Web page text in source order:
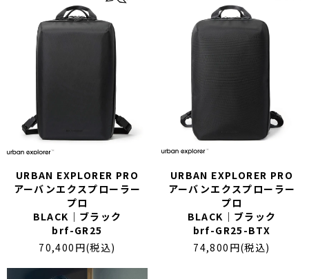
URBAN EXPLORER PRO
アーバンエクスプローラー
プロ
BLACK｜ブラック
brf-GR25
70,400円(税込)
URBAN EXPLORER PRO
アーバンエクスプローラー
プロ
BLACK｜ブラック
brf-GR25-BTX
74,800円(税込)